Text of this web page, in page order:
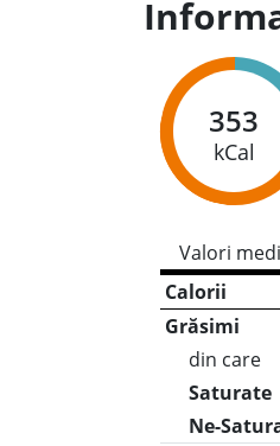
353
kCal
Valori
Calorii
Grăsimi
din care
Saturate
Ne-